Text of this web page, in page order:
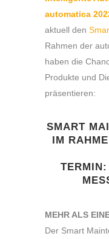
automatica
aktuell den
Rahmen der
haben die
Produkte und
präsentieren:
SMART
IM
MEHR ALS
Der Smart